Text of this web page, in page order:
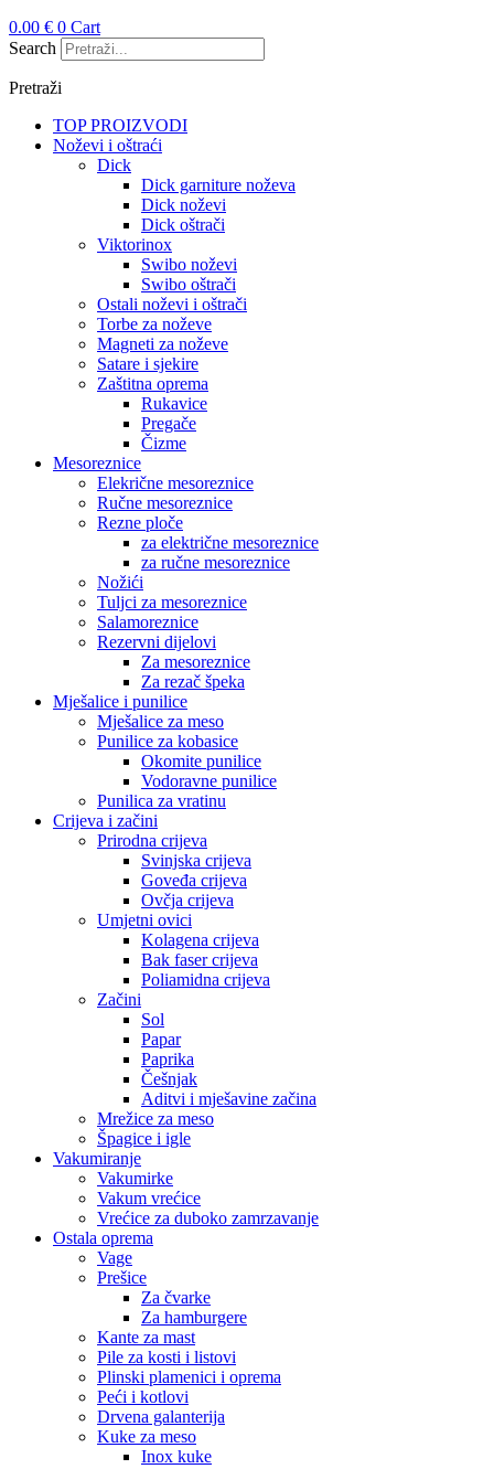
0.00 € 0 Cart
Search
Pretraži
TOP PROIZVODI
Noževi i oštraći
Dick
Dick garniture noževa
Dick noževi
Dick oštrači
Viktorinox
Swibo noževi
Swibo oštrači
Ostali noževi i oštrači
Torbe za noževe
Magneti za noževe
Satare i sjekire
Zaštitna oprema
Rukavice
Pregače
Čizme
Mesoreznice
Elekrične mesoreznice
Ručne mesoreznice
Rezne ploče
za električne mesoreznice
za ručne mesoreznice
Nožići
Tuljci za mesoreznice
Salamoreznice
Rezervni dijelovi
Za mesoreznice
Za rezač špeka
Mješalice i punilice
Mješalice za meso
Punilice za kobasice
Okomite punilice
Vodoravne punilice
Punilica za vratinu
Crijeva i začini
Prirodna crijeva
Svinjska crijeva
Goveđa crijeva
Ovčja crijeva
Umjetni ovici
Kolagena crijeva
Bak faser crijeva
Poliamidna crijeva
Začini
Sol
Papar
Paprika
Češnjak
Aditvi i mješavine začina
Mrežice za meso
Špagice i igle
Vakumiranje
Vakumirke
Vakum vrećice
Vrećice za duboko zamrzavanje
Ostala oprema
Vage
Prešice
Za čvarke
Za hamburgere
Kante za mast
Pile za kosti i listovi
Plinski plamenici i oprema
Peći i kotlovi
Drvena galanterija
Kuke za meso
Inox kuke